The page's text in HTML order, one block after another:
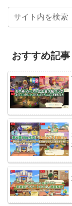
おすすめ記事